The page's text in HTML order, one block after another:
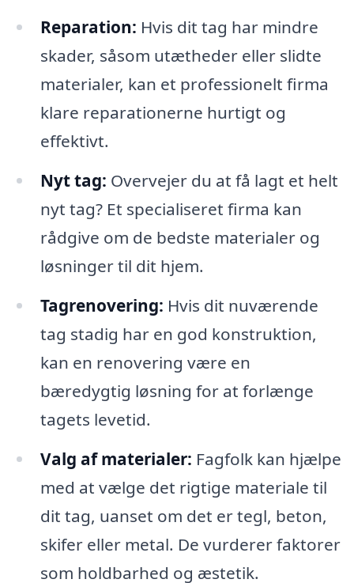
Reparation: Hvis dit tag har mindre
skader, såsom utætheder eller slidte
materialer, kan et professionelt firma
klare reparationerne hurtigt og
effektivt.
Nyt tag: Overvejer du at få lagt et helt
nyt tag? Et specialiseret firma kan
rådgive om de bedste materialer og
løsninger til dit hjem.
Tagrenovering: Hvis dit nuværende
tag stadig har en god konstruktion,
kan en renovering være en
bæredygtig løsning for at forlænge
tagets levetid.
Valg af materialer: Fagfolk kan hjælpe
med at vælge det rigtige materiale til
dit tag, uanset om det er tegl, beton,
skifer eller metal. De vurderer faktorer
som holdbarhed og æstetik.